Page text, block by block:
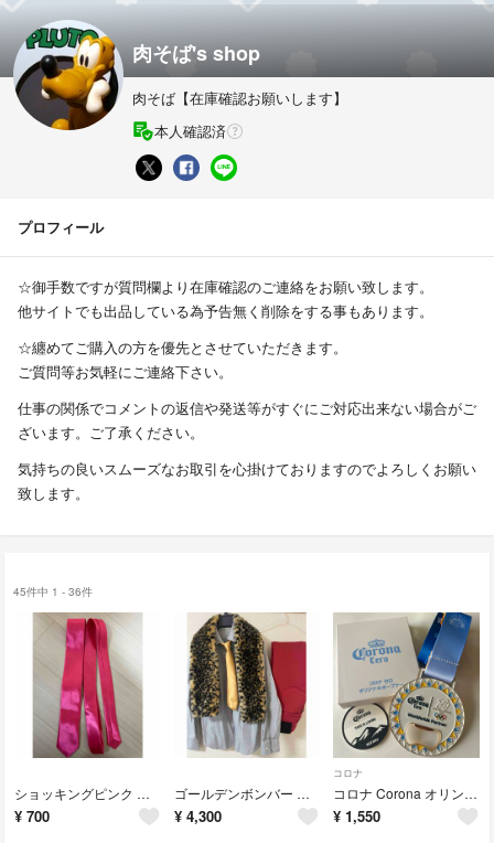
肉そば's shop
肉そば【在庫確認お願いします】
本人確認済
プロフィール
☆御手数ですが質問欄より在庫確認のご連絡をお願い致します。
他サイトでも出品している為予告無く削除をする事もあります。
☆纏めてご購入の方を優先とさせていただきます。
ご質問等お気軽にご連絡下さい。
仕事の関係でコメントの返信や発送等がすぐにご対応出来ない場合がご
ざいます。ご了承ください。
気持ちの良いスムーズなお取引を心掛けておりますのでよろしくお願い
致します。
45件中 1 - 36件
ショッキングピンク 蛍光ピンク ネクタイ コスプレ 衣装
¥ 700
ゴールデンボンバー 歌広場淳 女々しくて コスプレ 衣装
¥ 4,300
コロナ
コロナ Corona オリンピック メダル型オープナー ステッカー セット
¥ 1,550